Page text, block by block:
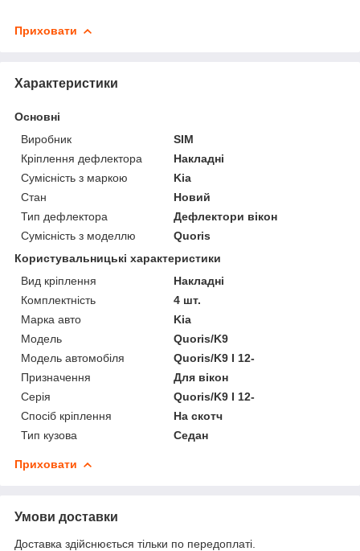
Приховати
Характеристики
Основні
Виробник
SIM
Кріплення дефлектора
Накладні
Сумісність з маркою
Kia
Стан
Новий
Тип дефлектора
Дефлектори вікон
Сумісність з моделлю
Quoris
Користувальницькі характеристики
Вид кріплення
Накладні
Комплектність
4 шт.
Марка авто
Kia
Модель
Quoris/K9
Модель автомобіля
Quoris/K9 I 12-
Призначення
Для вікон
Серія
Quoris/K9 I 12-
Спосіб кріплення
На скотч
Тип кузова
Седан
Приховати
Умови доставки
Доставка здійснюється тільки по передоплаті.